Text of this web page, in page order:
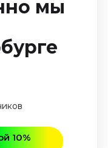
мы
10%